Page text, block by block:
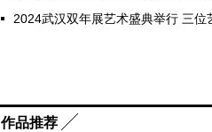
2024武汉双年展艺术盛典举行 三位
作品推荐